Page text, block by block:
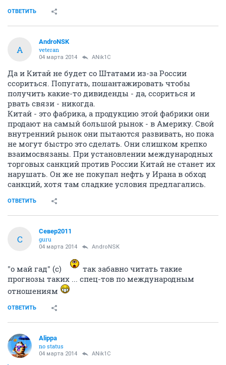
ОТВЕТИТЬ
A
AndroNSK
veteran
04 марта 2014 ANik1C
Да и Китай не будет со Штатами из-за России
ссориться. Попугать, пошантажировать чтобы
получить какие-то дивиденды - да, ссориться и
рвать связи - никогда.
Китай - это фабрика, а продукцию этой фабрики они
продают на самый большой рынок - в Америку. Свой
внутренний рынок они пытаются развивать, но пока
не могут быстро это сделать. Они слишком крепко
взаимосвязаны. При установлении международных
торговых санкций против России Китай не станет их
нарушать. Он же не покупал нефть у Ирана в обход
санкций, хотя там сладкие условия предлагались.
ОТВЕТИТЬ
С
Север2011
guru
04 марта 2014 AndroNSK
"о май гад" (с)
так забавно читать такие
прогнозы таких ... спец-тов по международным
отношениям
ОТВЕТИТЬ
Alippa
no status
04 марта 2014 ANik1C